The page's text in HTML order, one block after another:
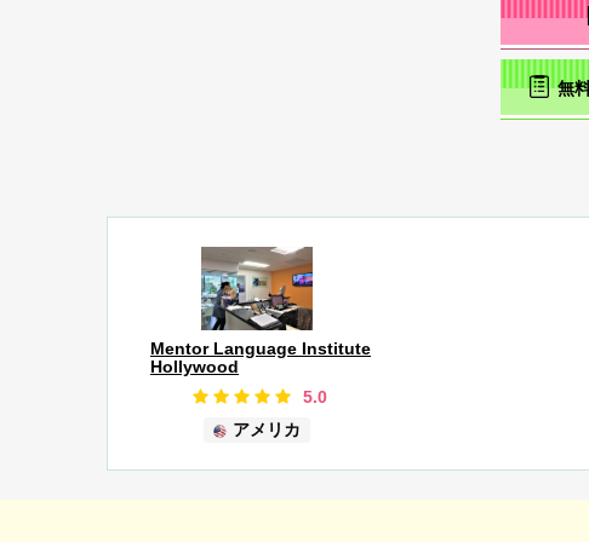
無
Mentor Language Institute
Hollywood
5.0
アメリカ